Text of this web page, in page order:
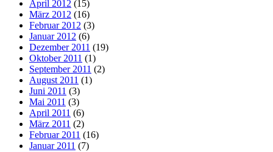
April 2012 (15)
März 2012 (16)
Februar 2012 (3)
Januar 2012 (6)
Dezember 2011 (19)
Oktober 2011 (1)
September 2011 (2)
August 2011 (1)
Juni 2011 (3)
Mai 2011 (3)
April 2011 (6)
März 2011 (2)
Februar 2011 (16)
Januar 2011 (7)